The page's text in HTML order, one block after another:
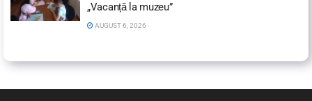
„Vacanță la muzeu”
AUGUST 6, 2026